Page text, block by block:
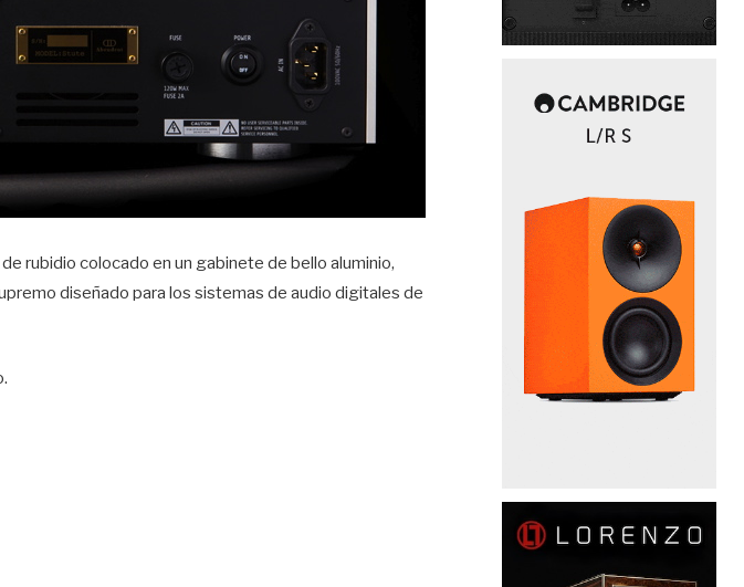
rubidio colocado en un gabinete de bello aluminio,
diseñado para los sistemas de audio digitales de